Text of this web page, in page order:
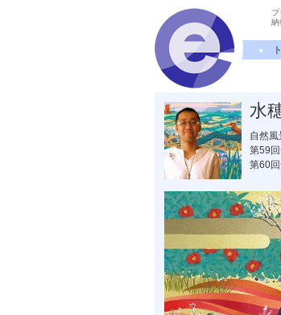
納
水
自然
第59
第60